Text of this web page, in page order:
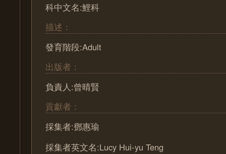
科中文名:鯉科
描述：
發育階段:Adult
出版者：
負責人:曾晴賢
貢獻者：
採集者:鄧惠瑜
採集者英文名:Lucy Hui-yu Teng